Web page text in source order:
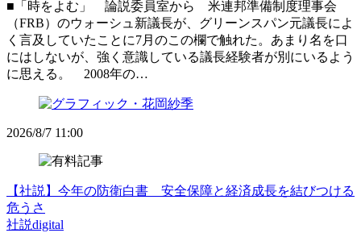
■「時をよむ」 論説委員室から 米連邦準備制度理事会
（FRB）のウォーシュ新議長が、グリーンスパン元議長によ
く言及していたことに7月のこの欄で触れた。あまり名を口
にはしないが、強く意識している議長経験者が別にいるよう
に思える。 2008年の…
2026/8/7 11:00
【社説】今年の防衛白書 安全保障と経済成長を結びつける
危うさ
社説digital